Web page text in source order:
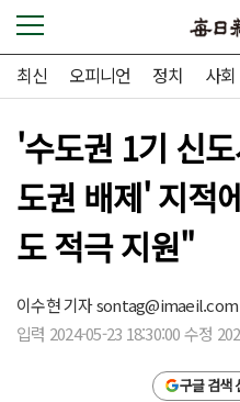
최신 오피니언 정치 사회
'수도권 1기 신
도권 배제' 지
도 적극 지원"
이수현 기자sontag@imaeil.com
입력 2024-05-23 18:30:00 수정
구글 검색